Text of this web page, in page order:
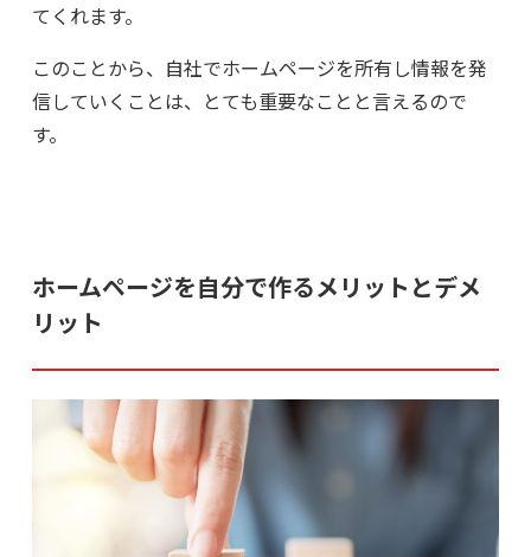
てくれます。
このことから、自社でホームページを所有し情報を発
信していくことは、とても重要なことと言えるので
す。
ホームページを自分で作るメリットとデメ
リット